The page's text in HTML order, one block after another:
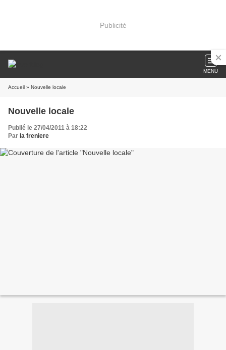
Publicité
MENU
Accueil » Nouvelle locale
Nouvelle locale
Publié le 27/04/2011 à 18:22
Par la freniere